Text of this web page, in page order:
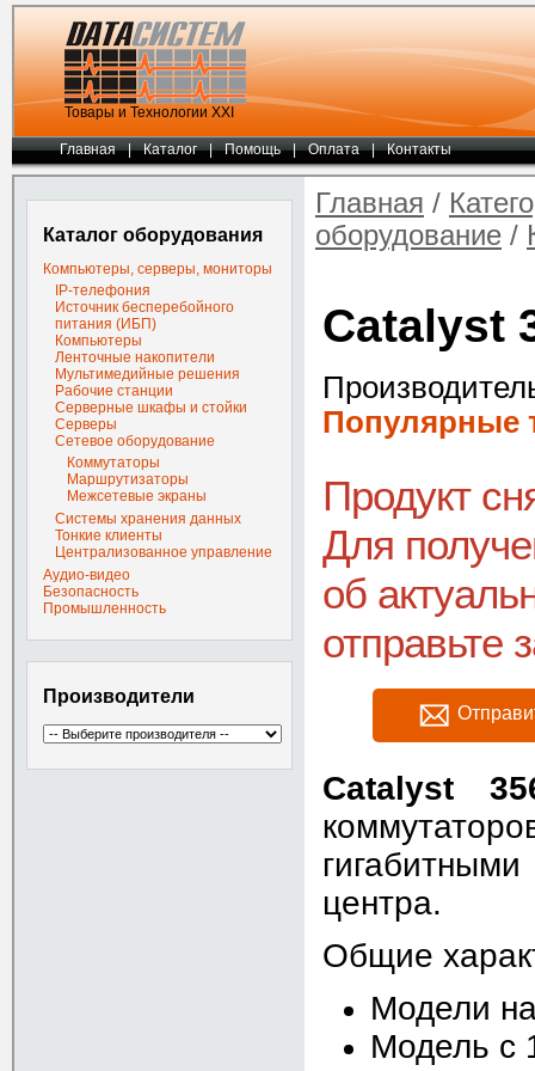
Товары и Технологии ХХI
Главная | Каталог | Помощь | Оплата | Контакты
Каталог оборудования
Компьютеры, серверы, мониторы
IP-телефония
Источник бесперебойного
питания (ИБП)
Компьютеры
Ленточные накопители
Мультимедийные решения
Рабочие станции
Серверные шкафы и стойки
Серверы
Сетевое оборудование
Коммутаторы
Маршрутизаторы
Межсетевые экраны
Системы хранения данных
Тонкие клиенты
Централизованное управление
Аудио-видео
Безопасность
Промышленность
Производители
Главная /
оборудование /
Catalyst
Популярные
Продукт
Для
об
отправьте
Сatalyst
центра.
Общие
Модели
Модель c